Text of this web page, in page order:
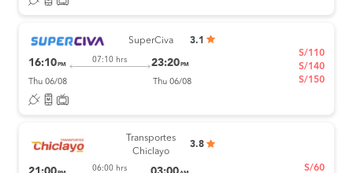
SuperCiva 3.1
16:10 PM
07:10 hrs 23:20 PM
Thu 06/08 Thu 06/08
S/110
S/140
S/150
Transportes
Chiclayo
3.8
06:00 hrs
S/60